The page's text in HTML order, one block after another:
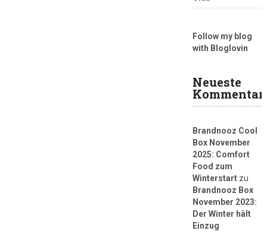
Follow my blog
with Bloglovin
Neueste
Brandnooz Cool
Box November
2025: Comfort
Food zum
Winterstartzu
Brandnooz Box
November 2023:
Der Winter hält
Einzug